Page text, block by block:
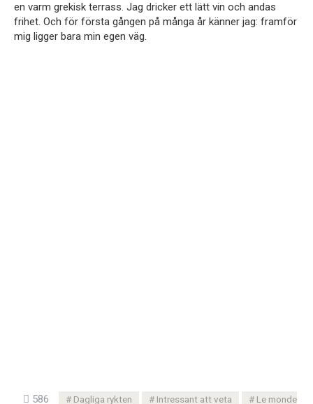
en varm grekisk terrass. Jag dricker ett lätt vin och andas
frihet. Och för första gången på många år känner jag: framför
mig ligger bara min egen väg.
586 Dagliga rykten Intressant att veta
Le monde